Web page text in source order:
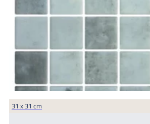
31 x 31 cm